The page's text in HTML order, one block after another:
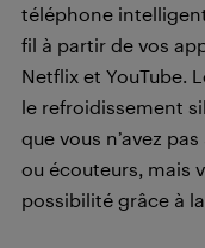
téléphone
fil à partir de vos
Netflix et YouTube.
le refroidissement
que vous n’avez
ou écouteurs, mais
possibilité grâce à